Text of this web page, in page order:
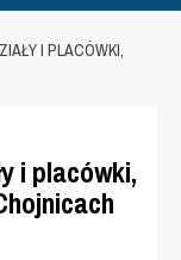
I PLACÓWKI,
i placówki,